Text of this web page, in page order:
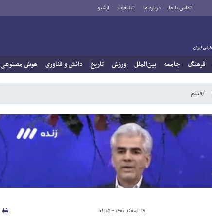
تماس با ما درباره ما تبلیغات آرشیو
فرهنگ جامعه بین‌الملل ورزش تاریخ دانش و فناوری هوش مصنوعی
فیلم
۲۸ اسفند ۱۴۰۱ - ۰۱:۱۵